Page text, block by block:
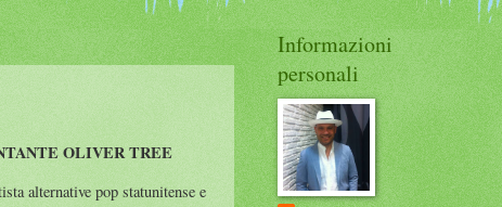
OLIVER TREE
alternative pop statunitense e
Informazioni
personali